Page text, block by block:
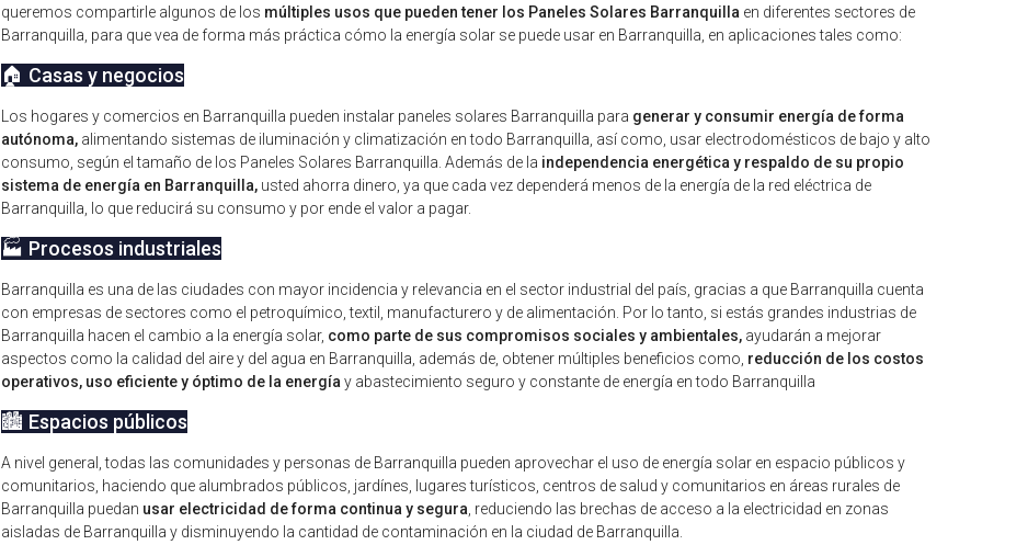
queremos compartirle algunos de los múltiples usos que pueden tener los Paneles Solares Barranquilla en diferentes sectores de
Barranquilla, para que vea de forma más práctica cómo la energía solar se puede usar en Barranquilla, en aplicaciones tales como:
🏠 Casas y negocios
Los hogares y comercios en Barranquilla pueden instalar paneles solares Barranquilla para generar y consumir energía de forma
autónoma, alimentando sistemas de iluminación y climatización en todo Barranquilla, así como, usar electrodomésticos de bajo y alto
consumo, según el tamaño de los Paneles Solares Barranquilla. Además de la independencia energética y respaldo de su propio
sistema de energía en Barranquilla, usted ahorra dinero, ya que cada vez dependerá menos de la energía de la red eléctrica de
Barranquilla, lo que reducirá su consumo y por ende el valor a pagar.
🏭 Procesos industriales
Barranquilla es una de las ciudades con mayor incidencia y relevancia en el sector industrial del país, gracias a que Barranquilla cuenta
con empresas de sectores como el petroquímico, textil, manufacturero y de alimentación. Por lo tanto, si estás grandes industrias de
Barranquilla hacen el cambio a la energía solar, como parte de sus compromisos sociales y ambientales, ayudarán a mejorar
aspectos como la calidad del aire y del agua en Barranquilla, además de, obtener múltiples beneficios como, reducción de los costos
operativos, uso eficiente y óptimo de la energíay abastecimiento seguro y constante de energía en todo Barranquilla
🏙️ Espacios públicos
A nivel general, todas las comunidades y personas de Barranquilla pueden aprovechar el uso de energía solar en espacio públicos y
comunitarios, haciendo que alumbrados públicos, jardínes, lugares turísticos, centros de salud y comunitarios en áreas rurales de
Barranquilla puedan usar electricidad de forma continua y segura, reduciendo las brechas de acceso a la electricidad en zonas
aisladas de Barranquilla y disminuyendo la cantidad de contaminación en la ciudad de Barranquilla.